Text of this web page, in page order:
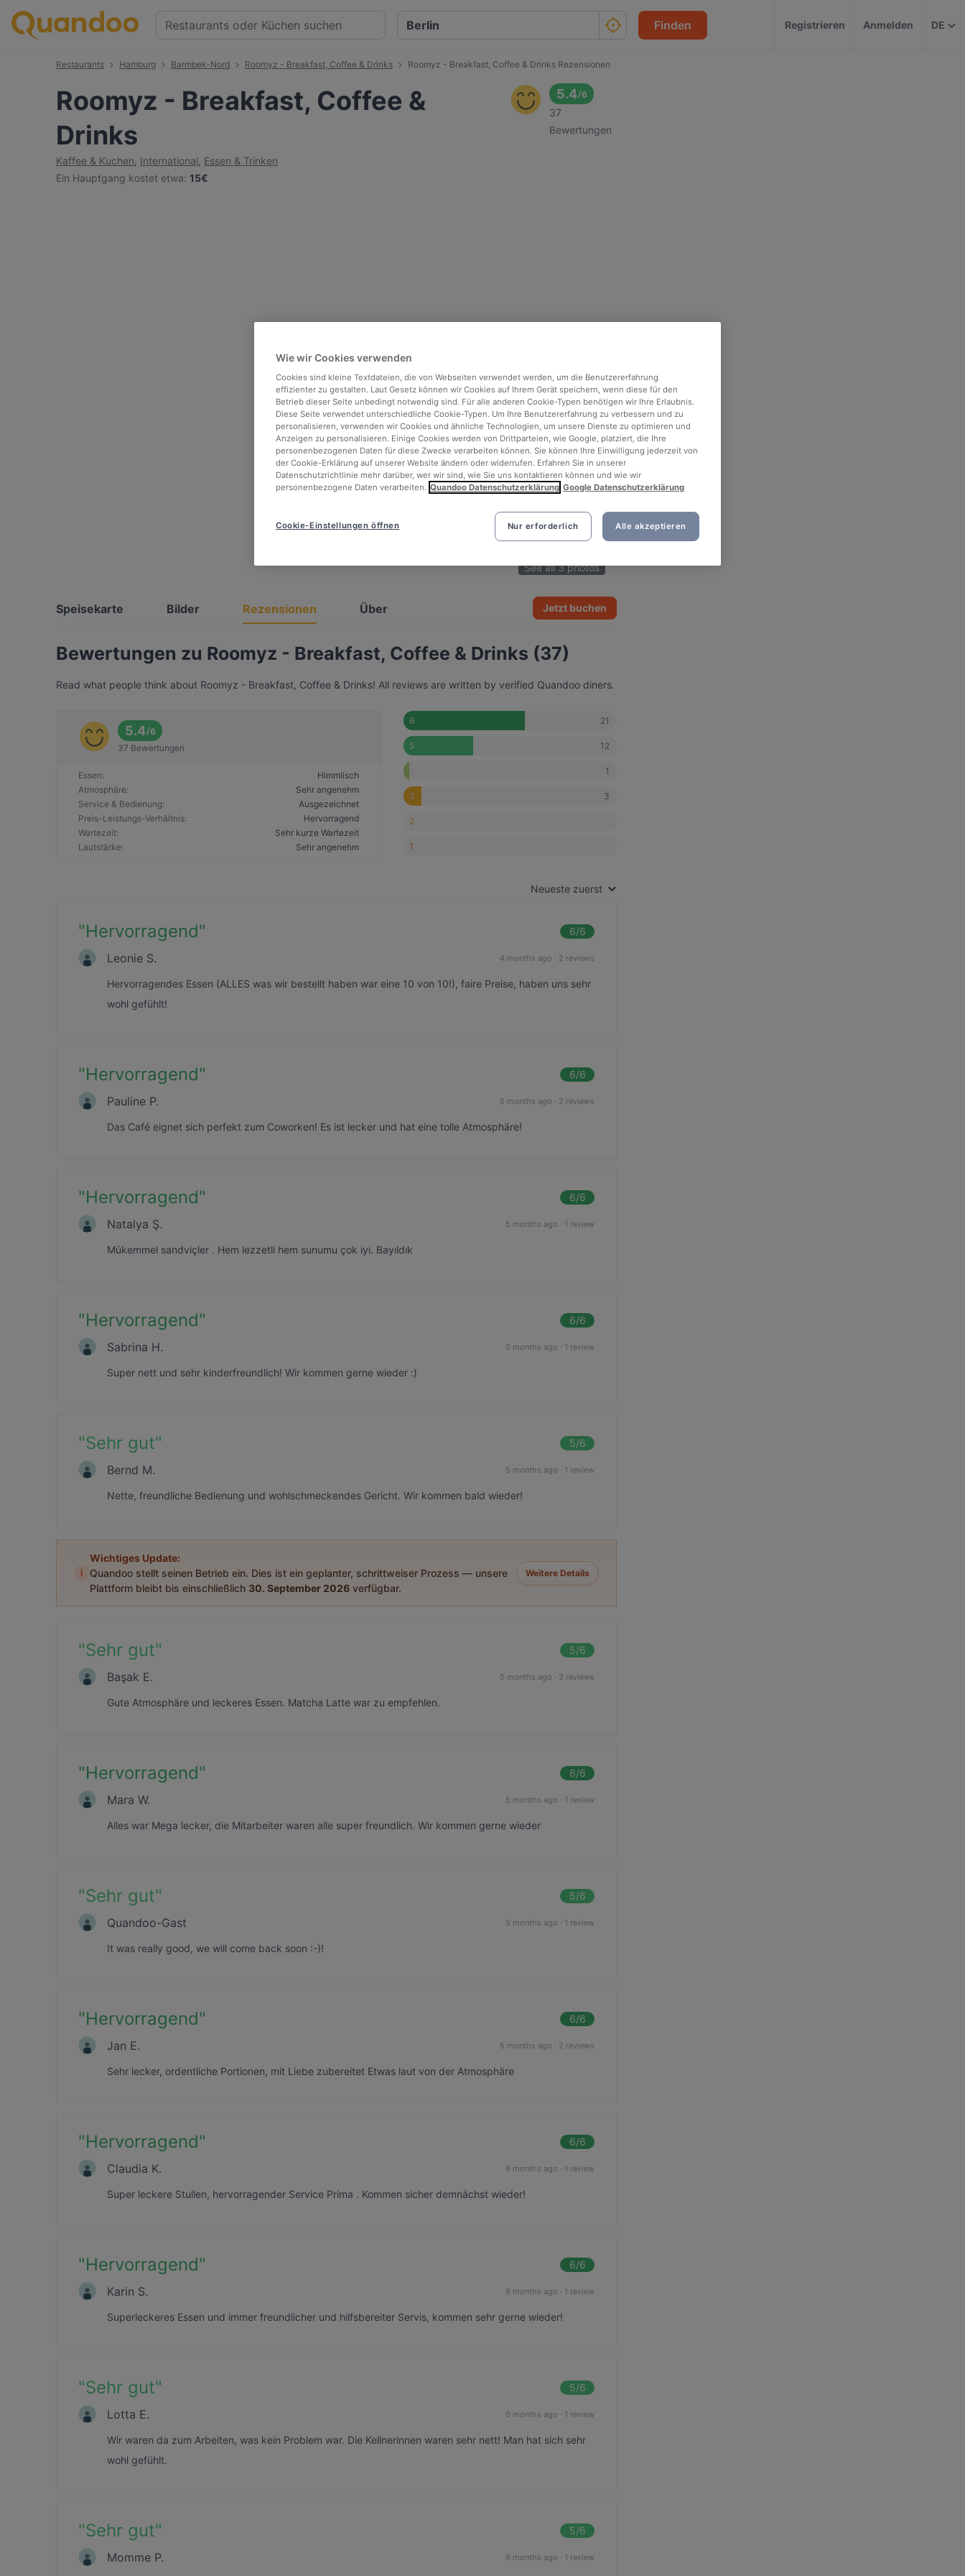
Finden Registrieren Anmelden DE
Restaurants Hamburg Barmbek-Nord Roomyz - Breakfast, Coffee & Drinks Roomyz - Breakfast, Coffee & Drinks Rezensionen
Roomyz - Breakfast, Coffee &
Drinks
Kaffee & Kuchen, International, Essen & Trinken
Ein Hauptgang kostet etwa: 15€
5.4/6
37
Bewertungen
See all 3 photos
Speisekarte Bilder Rezensionen Über Jetzt buchen
Bewertungen zu Roomyz - Breakfast, Coffee & Drinks (37)
Read what people think about Roomyz - Breakfast, Coffee & Drinks! All reviews are written by verified Quandoo diners.
5.4/6
37 Bewertungen
Essen:
Himmlisch
Atmosphäre:
Sehr angenehm
Service & Bedienung:
Ausgezeichnet
Preis-Leistungs-Verhältnis:
Hervorragend
Wartezeit:
Sehr kurze Wartezeit
Lautstärke: Sehr angenehm
6 21
5 12
1
3 3
2
1
Neueste zuerst
"Hervorragend" 6/6
Leonie S. 4 months ago · 2 reviews
Hervorragendes Essen (ALLES was wir bestellt haben war eine 10 von 10!), faire Preise, haben uns sehr
wohl gefühlt!
"Hervorragend" 6/6
Pauline P. 5 months ago · 2 reviews
Das Café eignet sich perfekt zum Coworken! Es ist lecker und hat eine tolle Atmosphäre!
"Hervorragend" 6/6
Natalya Ş. 5 months ago · 1 review
Mükemmel sandviçler . Hem lezzetli hem sunumu çok iyi. Bayıldık
"Hervorragend" 6/6
Sabrina H. 5 months ago · 1 review
Super nett und sehr kinderfreundlich! Wir kommen gerne wieder :)
"Sehr gut" 5/6
Bernd M. 5 months ago · 1 review
Nette, freundliche Bedienung und wohlschmeckendes Gericht. Wir kommen bald wieder!
i
Wichtiges Update:
Quandoo stellt seinen Betrieb ein. Dies ist ein geplanter, schrittweiser Prozess — unsere
Plattform bleibt bis einschließlich 30. September 2026 verfügbar.
Weitere Details
"Sehr gut" 5/6
Başak E. 5 months ago · 3 reviews
Gute Atmosphäre und leckeres Essen. Matcha Latte war zu empfehlen.
"Hervorragend" 6/6
Mara W. 5 months ago · 1 review
Alles war Mega lecker, die Mitarbeiter waren alle super freundlich. Wir kommen gerne wieder
"Sehr gut" 5/6
Quandoo-Gast 5 months ago · 1 review
It was really good, we will come back soon :-)!
"Hervorragend" 6/6
Jan E. 5 months ago · 2 reviews
Sehr lecker, ordentliche Portionen, mit Liebe zubereitet Etwas laut von der Atmosphäre
"Hervorragend" 6/6
Claudia K. 6 months ago · 1 review
Super leckere Stullen, hervorragender Service Prima . Kommen sicher demnächst wieder!
"Hervorragend" 6/6
Karin S. 6 months ago · 1 review
Superleckeres Essen und immer freundlicher und hilfsbereiter Servis, kommen sehr gerne wieder!
"Sehr gut" 5/6
Lotta E. 6 months ago · 1 review
Wir waren da zum Arbeiten, was kein Problem war. Die Kellnerinnen waren sehr nett! Man hat sich sehr
wohl gefühlt.
"Sehr gut" 5/6
Momme P. 6 months ago · 1 review
Wie wir Cookies verwenden
Cookies sind kleine Textdateien, die von Webseiten verwendet werden, um die Benutzererfahrung
effizienter zu gestalten. Laut Gesetz können wir Cookies auf Ihrem Gerät speichern, wenn diese für den
Betrieb dieser Seite unbedingt notwendig sind. Für alle anderen Cookie-Typen benötigen wir Ihre Erlaubnis.
Diese Seite verwendet unterschiedliche Cookie-Typen. Um Ihre Benutzererfahrung zu verbessern und zu
personalisieren, verwenden wir Cookies und ähnliche Technologien, um unsere Dienste zu optimieren und
Anzeigen zu personalisieren. Einige Cookies werden von Drittparteien, wie Google, platziert, die Ihre
personenbezogenen Daten für diese Zwecke verarbeiten können. Sie können Ihre Einwilligung jederzeit von
der Cookie-Erklärung auf unserer Website ändern oder widerrufen. Erfahren Sie in unserer
Datenschutzrichtlinie mehr darüber, wer wir sind, wie Sie uns kontaktieren können und wie wir
personenbezogene Daten verarbeiten. Quandoo Datenschutzerklärung Google Datenschutzerklärung
Nur erforderlich Alle akzeptieren
Cookie-Einstellungen öffnen